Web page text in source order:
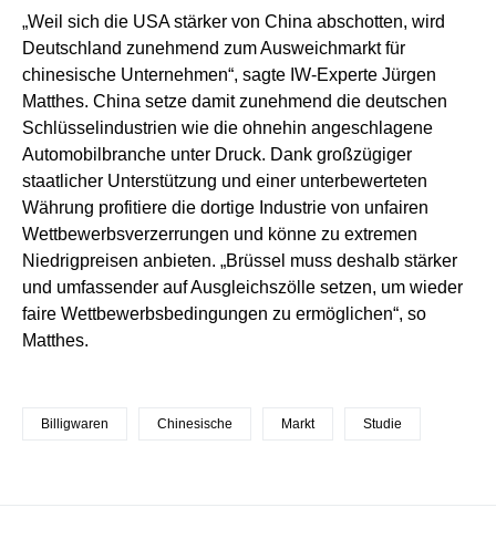
„Weil sich die USA stärker von China abschotten, wird
Deutschland zunehmend zum Ausweichmarkt für
chinesische Unternehmen“, sagte IW-Experte Jürgen
Matthes. China setze damit zunehmend die deutschen
Schlüsselindustrien wie die ohnehin angeschlagene
Automobilbranche unter Druck. Dank großzügiger
staatlicher Unterstützung und einer unterbewerteten
Währung profitiere die dortige Industrie von unfairen
Wettbewerbsverzerrungen und könne zu extremen
Niedrigpreisen anbieten. „Brüssel muss deshalb stärker
und umfassender auf Ausgleichszölle setzen, um wieder
faire Wettbewerbsbedingungen zu ermöglichen“, so
Matthes.
Billigwaren Chinesische Markt Studie